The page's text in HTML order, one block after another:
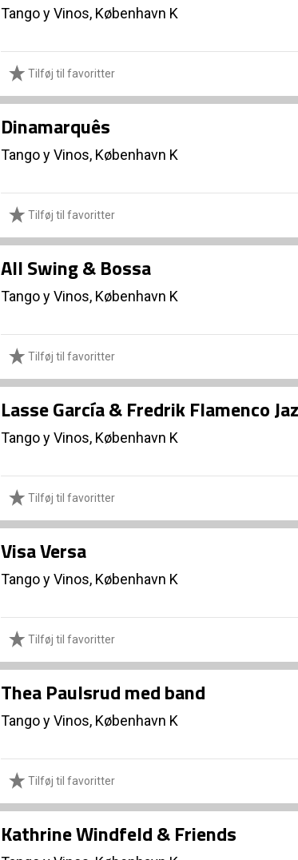
Tango y Vinos, København K
Tilføj til favoritter
Dinamarquês
Tango y Vinos, København K
Tilføj til favoritter
All Swing & Bossa
Tango y Vinos, København K
Tilføj til favoritter
Lasse García & Fredrik Flamenco
Tango y Vinos, København K
Tilføj til favoritter
Visa Versa
Tango y Vinos, København K
Tilføj til favoritter
Thea Paulsrud med band
Tango y Vinos, København K
Tilføj til favoritter
Kathrine Windfeld & Friends